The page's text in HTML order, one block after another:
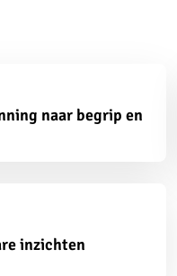
naar begrip en
inzichten